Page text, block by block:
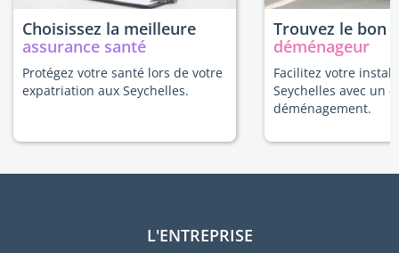
Choisissez la meilleure
assurance santé
Protégez votre santé lors de votre
expatriation aux Seychelles.
Trouvez le bon
déménageur
Facilitez votre
Seychelles avec un
déménagement.
L'ENTREPRISE